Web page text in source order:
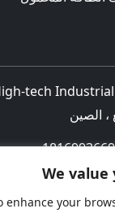
We value
enhance your
، الصين